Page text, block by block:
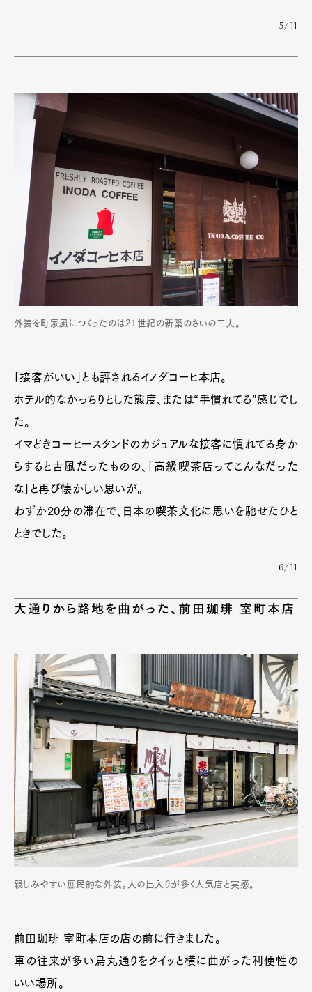
Pen Meet
Pen international
5/11
外装を町家風につくったのは21世紀の新築のさいの工夫。
「接客がいい」とも評されるイノダコーヒ本店。
ホテル的なかっちりとした態度、または“手慣れてる”感じでし
た。
イマどきコーヒースタンドのカジュアルな接客に慣れてる身か
らすると古風だったものの、「高級喫茶店ってこんなだった
な」と再び懐かしい思いが。
わずか20分の滞在で、日本の喫茶文化に思いを馳せたひと
ときでした。
6/11
大通りから路地を曲がった、前田珈琲 室町本店
親しみやすい庶民的な外装。人の出入りが多く人気店と実感。
前田珈琲 室町本店の店の前に行きました。
車の往来が多い烏丸通りをクイッと横に曲がった利便性の
いい場所。